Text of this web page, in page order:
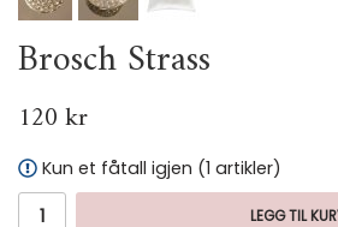
Brosch Strass
120 kr
Kun et fåtall igjen (1 artikler)
LEGG TIL